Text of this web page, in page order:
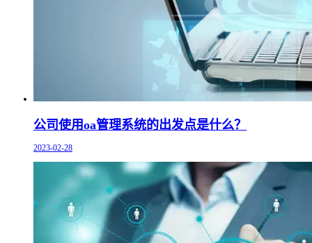
公司使用oa管理系统的出发点是什么？
2023-02-28